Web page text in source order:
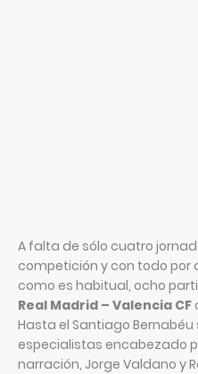
A falta de sólo cuatro
competición y con todo por
como es habitual, ocho
Real Madrid – Valencia CF
Hasta el Santiago
especialistas encabezado
narración, Jorge Valdano y